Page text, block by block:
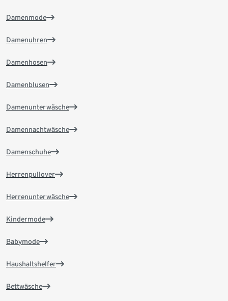
Damenmode
Damenuhren
Damenhosen
Damenblusen
Damenunterwäsche
Damennachtwäsche
Damenschuhe
Herrenpullover
Herrenunterwäsche
Kindermode
Babymode
Haushaltshelfer
Bettwäsche